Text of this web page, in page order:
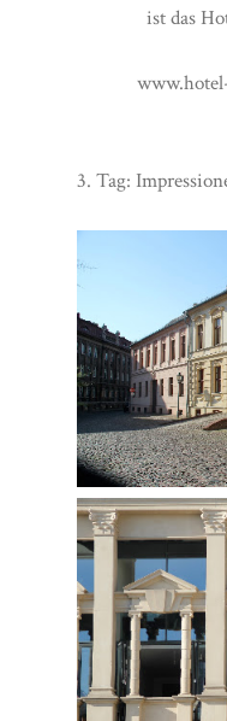
ist das
3. Tag: